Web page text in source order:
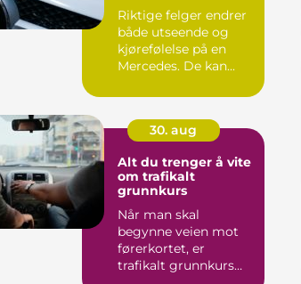
Riktige felger endrer
både utseende og
kjørefølelse på en
Mercedes. De kan...
30. aug
Alt du trenger å vite
om trafikalt
grunnkurs
Når man skal
begynne veien mot
førerkortet, er
trafikalt grunnkurs